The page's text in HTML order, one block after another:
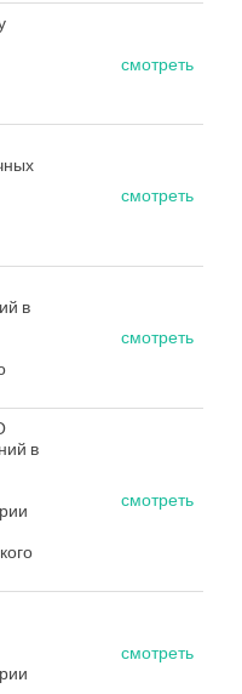
смотреть
смотреть
в
смотреть
в
смотреть
смотреть